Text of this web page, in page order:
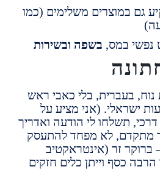
משלימים (כמו
בשפה ובשירות
בלי כאבי ראש
(אני מציע על
לי הודעה ואדריך
לא מפחד להתעסק
(אינטראקטיב
וייתן כלים חזקים